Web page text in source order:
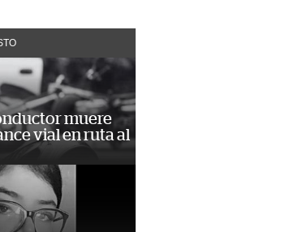
muere
vial en ruta al